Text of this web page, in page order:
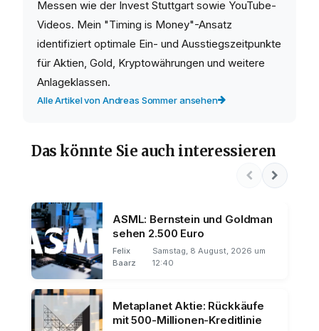
Messen wie der Invest Stuttgart sowie YouTube-
Videos. Mein "Timing is Money"-Ansatz
identifiziert optimale Ein- und Ausstiegszeitpunkte
für Aktien, Gold, Kryptowährungen und weitere
Anlageklassen.
Alle Artikel von Andreas Sommer ansehen
Das könnte Sie auch interessieren
ASML: Bernstein und Goldman
sehen 2.500 Euro
Felix
Baarz
Samstag, 8 August, 2026 um
12:40
Metaplanet Aktie: Rückkäufe
mit 500-Millionen-Kreditlinie